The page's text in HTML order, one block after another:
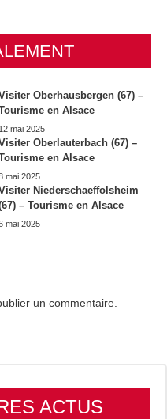
Oberhausbergen (67) –
en Alsace
12 mai 2025
Oberlauterbach (67) –
en Alsace
mai 2025
Niederschaeffolsheim
– Tourisme en Alsace
mai 2025
un commentaire.
ACTUS